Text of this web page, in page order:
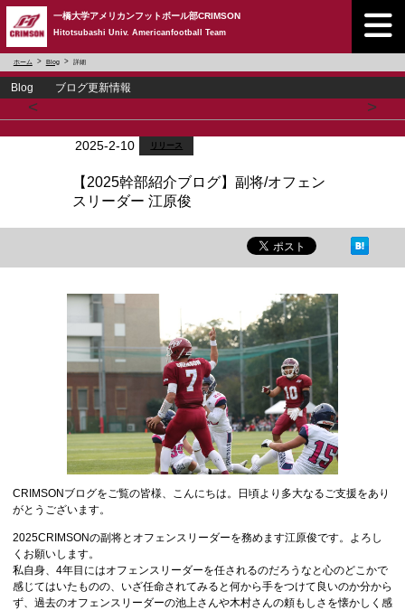
一橋大学アメリカンフットボール部CRIMSON
Hitotsubashi Univ. Americanfootball Team
ホーム Blog 詳細
Blog ブログ更新情報
< >
2025-2-10 リリース
【2025幹部紹介ブログ】副将/オフェン
スリーダー 江原俊
CRIMSONブログをご覧の皆様、こんにちは。日頃より多大なるご支援をあり
がとうございます。
2025CRIMSONの副将とオフェンスリーダーを務めます江原俊です。よろし
くお願いします。
私自身、4年目にはオフェンスリーダーを任されるのだろうなと心のどこかで
感じてはいたものの、いざ任命されてみると何から手をつけて良いのか分から
ず、過去のオフェンスリーダーの池上さんや木村さんの頼もしさを懐かしく感